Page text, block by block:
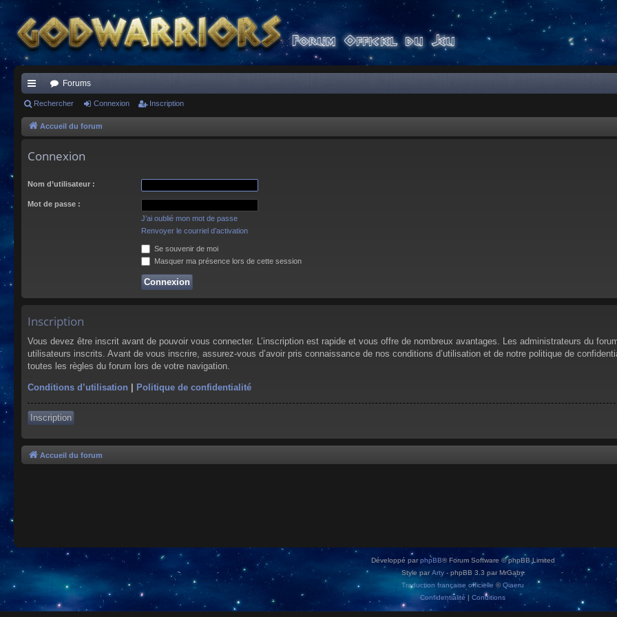
ac
co
s
Forums
Rechercher Connexion Inscription
Accueil du forum
Connexion
Nom d’utilisateur :
Mot de passe :
J’ai oublié mon mot de passe
Renvoyer le courriel d’activation
Se souvenir de moi
Masquer ma présence lors de cette session
Inscription
Vous devez être inscrit avant de pouvoir vous connecter. L’inscription est rapide et vous offre de nombreux avantages. Les administrateurs du
utilisateurs inscrits. Avant de vous inscrire, assurez-vous d’avoir pris connaissance de nos conditions d’utilisation et de notre politique de
toutes les règles du forum lors de votre navigation.
Conditions d’utilisation | Politique de confidentialité
Inscription
Accueil du forum
Développé parphpBB® Forum Software © phpBB Limited
Style par Arty - phpBB 3.3 par MrGaby
Traduction française officielle ©Qiaeru
Confidentialité | Conditions